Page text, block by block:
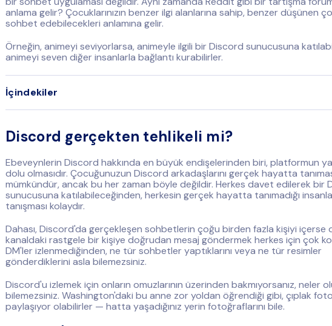
anlama gelir? Çocuklarınızın benzer ilgi alanlarına sahip, benzer düşünen
sohbet edebilecekleri anlamına gelir.
Örneğin, animeyi seviyorlarsa, animeyle ilgili bir Discord sunucusuna
animeyi seven diğer insanlarla bağlantı kurabilirler.
İçindekiler
Discord gerçekten tehlikeli mi?
Ebeveynlerin Discord hakkında en büyük endişelerinden biri, platformun
dolu olmasıdır. Çocuğunuzun Discord arkadaşlarını gerçek hayatta
mümkündür, ancak bu her zaman böyle değildir. Herkes davet edilerek bir
sunucusuna katılabileceğinden, herkesin gerçek hayatta tanımadığı
tanışması kolaydır.
Dahası, Discord'da gerçekleşen sohbetlerin çoğu birden fazla kişiyi içerse
kanaldaki rastgele bir kişiye doğrudan mesaj göndermek herkes için çok
DM'ler izlenmediğinden, ne tür sohbetler yaptıklarını veya ne tür resimler
gönderdiklerini asla bilemezsiniz.
Discord'u izlemek için onların omuzlarının üzerinden bakmıyorsanız, neler
bilemezsiniz. Washington'daki bu anne zor yoldan öğrendiği gibi, çıplak
paylaşıyor olabilirler — hatta yaşadığınız yerin fotoğraflarını bile.